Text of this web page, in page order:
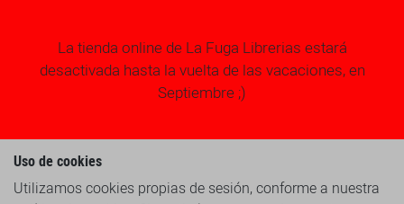
La tienda online de La Fuga Librerias estará
desactivada hasta la vuelta de las vacaciones, en
Septiembre ;)
Uso de cookies
Utilizamos cookies propias de sesión, conforme a nuestra